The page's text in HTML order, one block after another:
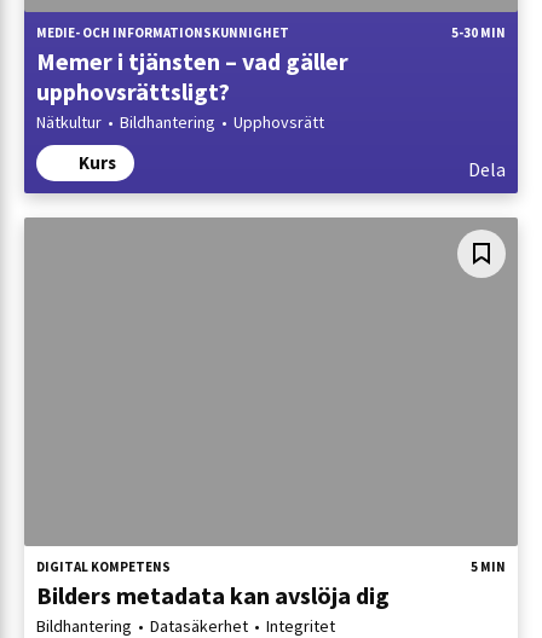
MEDIE- OCH INFORMATIONSKUNNIGHET 5-30 MIN
Memer i tjänsten – vad gäller
upphovsrättsligt?
Nätkultur Bildhantering Upphovsrätt
Kurs Dela
DIGITAL KOMPETENS 5 MIN
Bilders metadata kan avslöja dig
Bildhantering Datasäkerhet Integritet